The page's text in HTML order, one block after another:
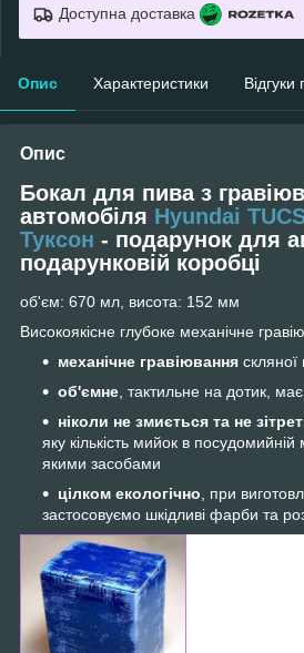
Доступна доставка
Опис Характеристики
Опис
Бокал для пива з
автомобіля Hyundai
Туксон - подарунок для
подарунковій коробці
об'єм: 670 мл, висота: 152 мм
Високоякісне глубоке механічне
механічне гравіювання скляної
об'ємне, тактильне на дотик,
ніколи не змиється та не
яку кількість мийок в
якими засобами
цілком екологічно, при
застосовуємо шкідливі фарби та